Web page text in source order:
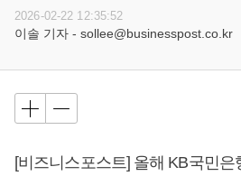
2026-02-22 12:35:52
이솔 기자 - sollee@businesspost.co.kr
[비즈니스포스트] 올해 KB국민은